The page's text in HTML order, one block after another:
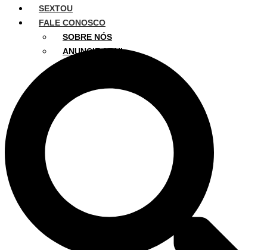
SEXTOU
FALE CONOSCO
SOBRE NÓS
ANUNCIE AQUI